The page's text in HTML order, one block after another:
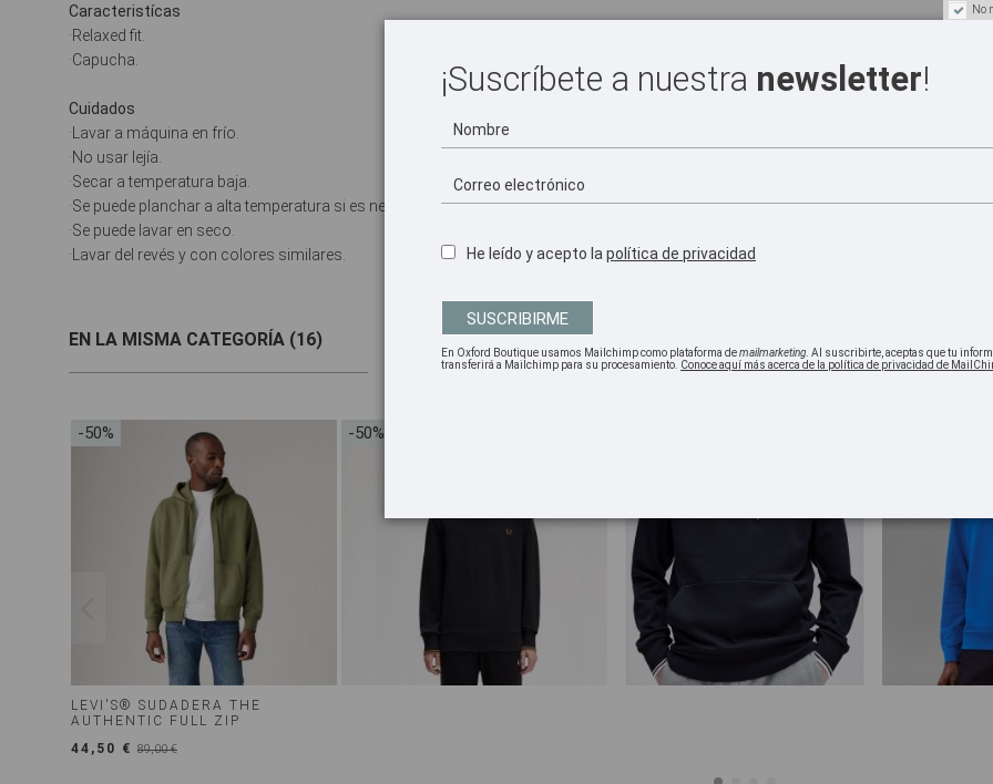
Caracteristícas
·Relaxed fit.
·Capucha.
Cuidados
·Lavar a máquina en frío.
·No usar lejía.
·Secar a temperatura baja.
·Se puede planchar a alta temperatura si es necesario.
·Se puede lavar en seco.
·Lavar del revés y con colores similares.
EN LA MISMA CATEGORÍA (16)
-50%
LEVI'S® SUDADERA THE
AUTHENTIC FULL ZIP
44,50 € 89,00 €
-50%
No
¡Suscríbete a nuestra newsletter!
He leído y acepto la política de privacidad
En Oxford Boutique usamos Mailchimp como plataforma demailmarketing . Al suscribirte, aceptas que tu
transferirá a Mailchimp para su procesamiento. Conoce aquí más acerca de la política de privacidad de